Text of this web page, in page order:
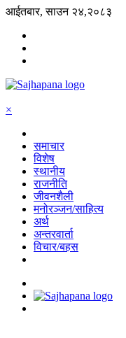
आईतबार, साउन २४,२०८३
×
समाचार
विशेष
स्थानीय
राजनीति
जीवनशैली
मनोरञ्जन/साहित्य
अर्थ
अन्तरवार्ता
विचार/बहस